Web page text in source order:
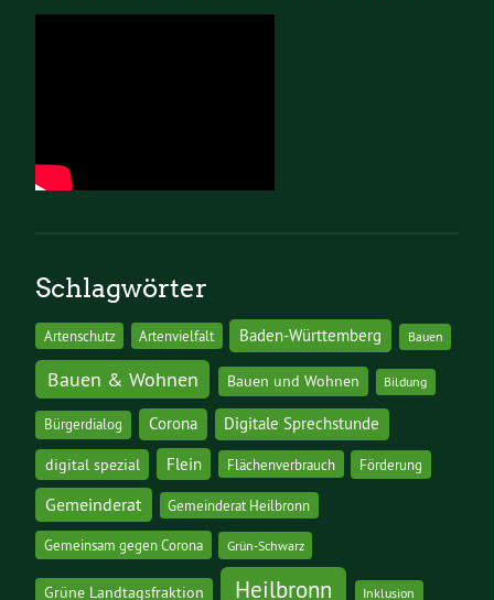
Schlagwörter
Artenschutz Artenvielfalt Baden-Württemberg Bauen
Bauen & Wohnen Bauen und Wohnen Bildung
Bürgerdialog Corona Digitale Sprechstunde
digital spezial Flein Flächenverbrauch Förderung
Gemeinderat Gemeinderat Heilbronn
Gemeinsam gegen Corona Grün-Schwarz
Grüne Landtagsfraktion Heilbronn Inklusion